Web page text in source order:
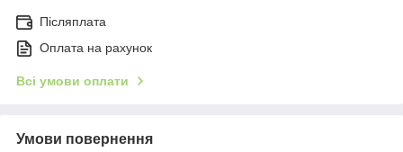
Післяплата
Оплата на рахунок
Всі умови оплати
Умови повернення